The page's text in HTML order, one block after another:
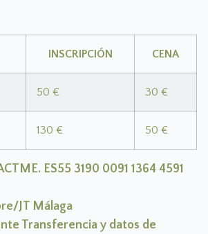
INSCRIPCIÓN CENA
50 € 30 €
130 € 50 €
ES55 3190 0091 1364 4591
JT Málaga
Transferencia y datos de